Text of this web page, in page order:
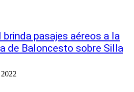
pasajes aéreos a la
de Baloncesto sobre Silla